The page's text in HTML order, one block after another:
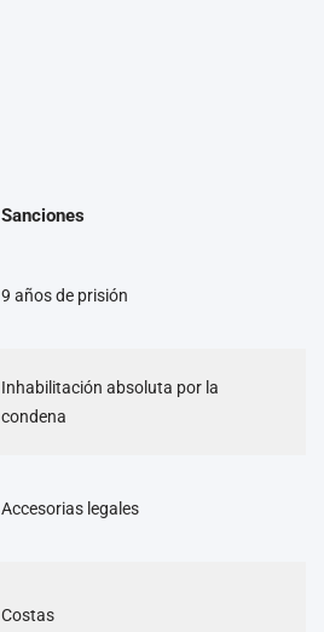
Sanciones
9 años de prisión
Inhabilitación absoluta por la
condena
Accesorias legales
Costas